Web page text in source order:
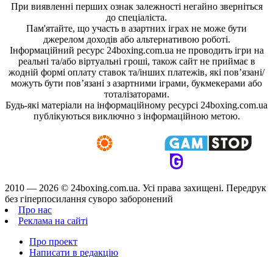
При виявленні перших ознак залежності негайно зверніться
до спеціаліста.
Пам'ятайте, що участь в азартних іграх не може бути
джерелом доходів або альтернативою роботі.
Інформаційний ресурс 24boxing.com.ua не проводить ігри на
реальні та/або віртуальні гроші, також сайт не приймає в
жодній формі оплату ставок та/інших платежів, які пов’язані/
можуть бути пов’язані з азартними іграми, букмекерами або
тоталізаторами.
Будь-які матеріали на інформаційному ресурсі 24boxing.com.ua
публікуються виключно з інформаційною метою.
2010 — 2026 © 24boxing.com.ua. Усi права захищенi. Передрук
без гіперпосилання суворо заборонений
Про нас
Реклама на сайті
Про проект
Написати в редакцію